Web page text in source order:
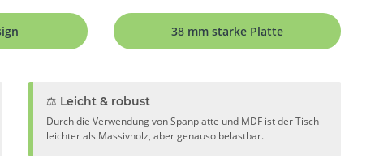
38 mm starke Platte
⚖️ Leicht & robust
Durch die Verwendung von Spanplatte und MDF ist der Tisch
leichter als Massivholz, aber genauso belastbar.